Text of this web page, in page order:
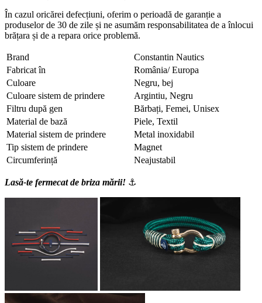
În cazul oricărei defecțiuni, oferim o perioadă de garanție a
produselor de 30 de zile și ne asumăm responsabilitatea de a înlocui
brățara și de a repara orice problemă.
Brand
Constantin Nautics
Fabricat în
România/ Europa
Culoare
Negru, bej
Culoare sistem de prindere
Argintiu, Negru
Filtru după gen
Bărbați, Femei, Unisex
Material de bază
Piele, Textil
Material sistem de prindere
Metal inoxidabil
Tip sistem de prindere
Magnet
Circumferință
Neajustabil
Lasă-te fermecat de briza mării! ⚓